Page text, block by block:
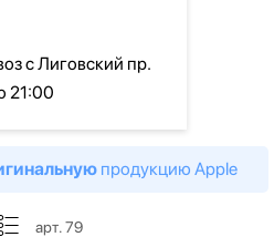
с Лиговский пр.
21:00
продукцию Apple
арт. 79